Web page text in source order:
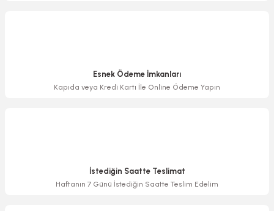
Esnek Ödeme İmkanları
Kapıda veya Kredi Kartı İle Online Ödeme Yapın
İstediğin Saatte Teslimat
Haftanın 7 Günü İstediğin Saatte Teslim Edelim